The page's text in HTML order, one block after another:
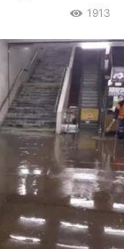
1913